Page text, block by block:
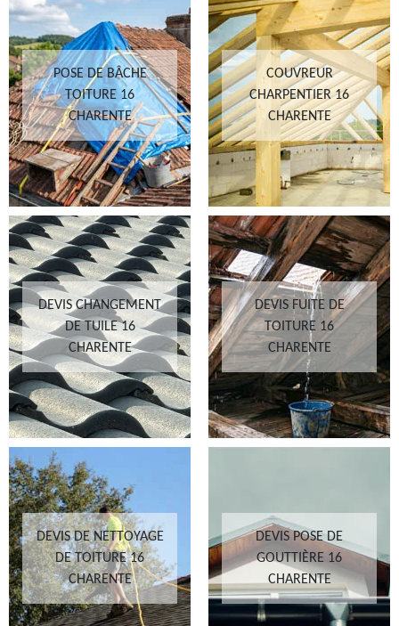
POSE DE BÂCHE
TOITURE 16
CHARENTE
COUVREUR
CHARPENTIER 16
CHARENTE
DEVIS CHANGEMENT
DE TUILE 16
CHARENTE
DEVIS FUITE DE
TOITURE 16
CHARENTE
DEVIS DE NETTOYAGE
DE TOITURE 16
CHARENTE
DEVIS POSE DE
GOUTTIÈRE 16
CHARENTE